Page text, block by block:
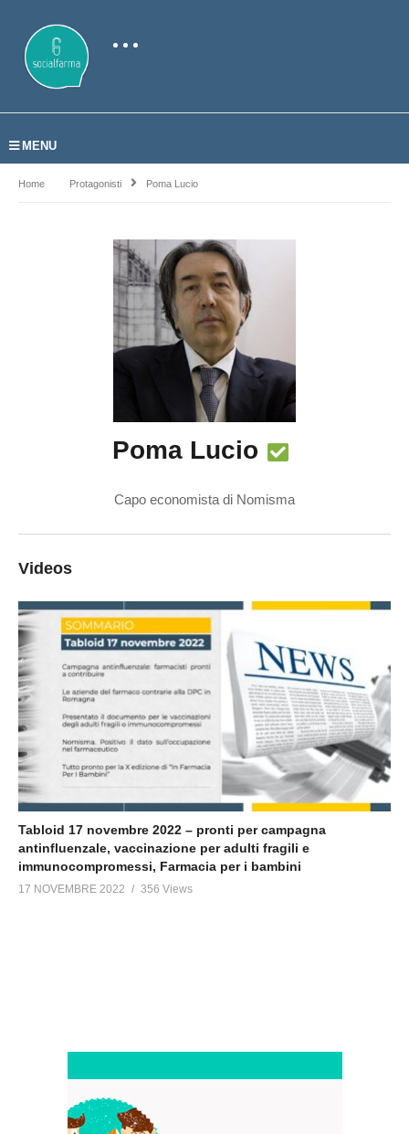
MENU
Home Protagonisti Poma Lucio
Poma Lucio
Capo economista di Nomisma
Videos
Tabloid 17 novembre 2022 – pronti per campagna
antinfluenzale, vaccinazione per adulti fragili e
immunocompromessi, Farmacia per i bambini
17 NOVEMBRE 2022 356 Views